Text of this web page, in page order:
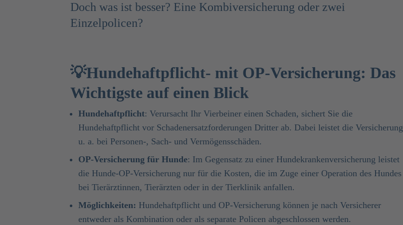
Doch was ist besser? Eine Kombiversicherung oder zwei
Einzelpolicen?
💡Hundehaftpflicht- mit OP-Versicherung: Das
Wichtigste auf einen Blick
Hundehaftpflicht: Verursacht Ihr Vierbeiner einen Schaden, sichert Sie die
Hundehaftpflicht vor Schadenersatzforderungen Dritter ab. Dabei leistet die Versicherung
u. a. bei Personen-, Sach- und Vermögensschäden.
OP-Versicherung für Hunde: Im Gegensatz zu einer Hundekrankenversicherung leistet
die Hunde-OP-Versicherung nur für die Kosten, die im Zuge einer Operation des Hundes
bei Tierärztinnen, Tierärzten oder in der Tierklinik anfallen.
Möglichkeiten: Hundehaftpflicht und OP-Versicherung können je nach Versicherer
entweder als Kombination oder als separate Policen abgeschlossen werden.